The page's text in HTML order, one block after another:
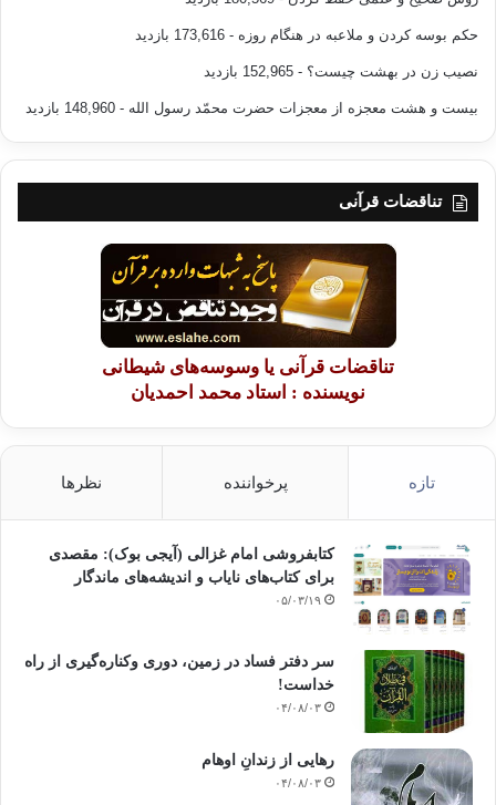
حکم بوسه کردن و ملاعبه در هنگام روزه - 173,616 بازدید
نصیب زن در بهشت چیست؟ - 152,965 بازدید
بیست و هشت معجزه از معجزات حضرت محمّد رسول الله - 148,960 بازدید
تناقضات قرآنی
تناقضات قرآنی یا وسوسه‌های شیطانی
نویسنده : استاد محمد احمدیان
تازه پرخواننده نظرها
کتابفروشی امام غزالی (آیجی بوک): مقصدی
برای کتاب‌های نایاب و اندیشه‌های ماندگار
۰۵/۰۳/۱۹
سر دفتر فساد در زمین‌، دوری وکناره‌گیری از راه
خداست‌!
۰۴/۰۸/۰۳
رهایی از زندانِ اوهام
۰۴/۰۸/۰۳